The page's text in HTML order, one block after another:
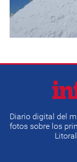
Diario digital del
fotos sobre los